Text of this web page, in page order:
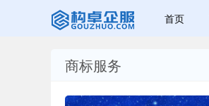
赣州乐融知识
首页
商标服务